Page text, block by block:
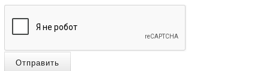
Отправить